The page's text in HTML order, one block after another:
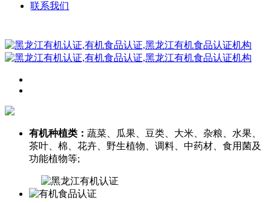
联系我们
有机种植类： 蔬菜、瓜果、豆类、大米、杂粮、水果、
茶叶、棉、花卉、野生植物、调料、中药材、食用菌及
功能植物等;